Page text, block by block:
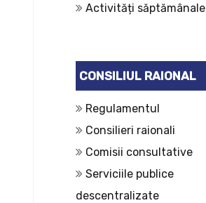
Activități săptămânale
CONSILIUL RAIONAL
Regulamentul
Consilieri raionali
Comisii consultative
Serviciile publice
descentralizate